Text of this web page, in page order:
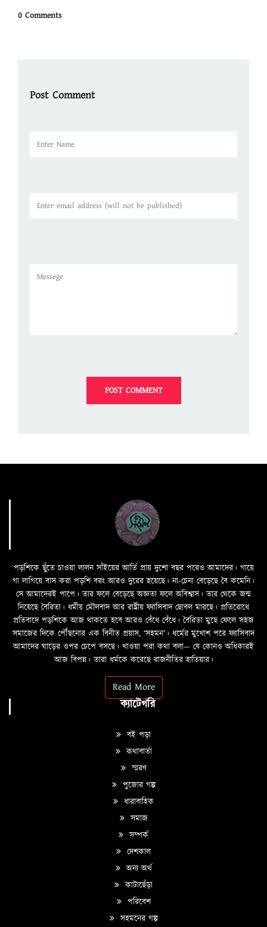
0 Comments
Post Comment
পড়শিকে ছুঁতে চাওয়া লালন সাঁইয়ের আর্তি প্রায় দুশো বছর পরেও আমাদের। গায়ে
গা লাগিয়ে বাস করা পড়শি বরং আরও দুরের হয়েছে। না-চেনা বেড়েছে বৈ কমেনি।
সে আমাদেরই পাপে। তার ফলে বেড়েছে অজ্ঞতা ফলে অবিশ্বাস। তার থেকে জন্ম
নিয়েছে বৈরিতা। ধর্মীয় মৌলবাদ আর রাষ্ট্রীয় ফ্যাসিবাদ ছোবল মারছে। প্রতিরোধে
প্রতিবাদে পড়শিকে আজ থাকতে হবে আরও বেঁধে বেঁধে। বৈরিতা মুছে ফেলে সহজ
সমাজের দিকে পৌঁছনোর এক বিনীত প্রয়াস, ‘সহমন’। ধর্মের মুখোশ পরে ফ্যাসিবাদ
আমাদের ঘাড়ের ওপর চেপে বসছে। খাওয়া পরা কথা বলা—­­ যে কোনও অধিকারই
আজ বিপন্ন। তারা ধর্মকে করেছে রাজনীতির হাতিয়ার।
Read More
ক্যাটেগরি
বই পড়া
কথাবার্তা
স্মরণ
পুজোর গল্প
ধারাবাহিক
সমাজ
সম্পর্ক
দেশকাল
অন্য অর্থ
কাটাছেঁড়া
পরিবেশ
সহমনের গল্প